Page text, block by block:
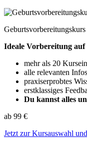
Ideale Vorbereitung
mehr als 20
alle relevanten
praxiserprobtes
erstklassiges
Du kannst alles
ab 99 €
Jetzt zur Kursauswahl